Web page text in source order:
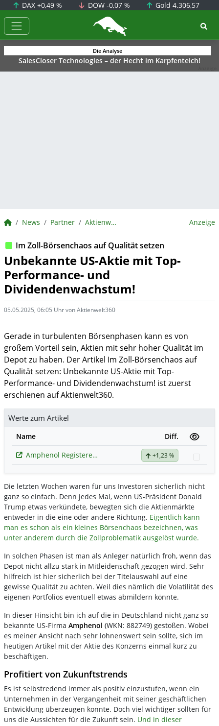
DAX+0,49 % DOW -0,07 % Gold4.306,57
BörsenNEWS.de
Die Analyse
SalesCloser Technologies – der Hecht im Karpfenteich!
BörsenNEWS.de
News Partner Aktienwelt360 Anzeige
Im Zoll-Börsenchaos auf Qualität setzen
Unbekannte US-Aktie mit Top-
Performance- und
Dividendenwachstum!
05.05.2025, 06:05 Uhr von Aktienwelt360
Gerade in turbulenten Börsenphasen kann es von
großem Vorteil sein, Aktien mit sehr hoher Qualität im
Depot zu haben. Der Artikel Im Zoll-Börsenchaos auf
Qualität setzen: Unbekannte US-Aktie mit Top-
Performance- und Dividendenwachstum! ist zuerst
erschienen auf Aktienwelt360.
Werte zum Artikel
Name
Diff.
Amphenol Registered (A)
+1,23 %
Die letzten Wochen waren für uns Investoren sicherlich nicht
ganz so einfach. Denn jedes Mal, wenn US-Präsident Donald
Trump etwas verkündete, bewegten sich die Aktienmärkte
entweder in die eine oder andere Richtung. Eigentlich kann
man es schon als ein kleines Börsenchaos bezeichnen, was
unter anderem durch die Zollproblematik ausgelöst wurde.
In solchen Phasen ist man als Anleger natürlich froh, wenn das
Depot nicht allzu stark in Mitleidenschaft gezogen wird. Sehr
hilfreich ist hier sicherlich bei der Titelauswahl auf eine
gewisse Qualität zu achten. Weil dies nämlich die Volatilität des
eigenen Portfolios eventuell etwas abmildern könnte.
In dieser Hinsicht bin ich auf die in Deutschland nicht ganz so
bekannte US-Firma Amphenol (WKN: 882749) gestoßen. Wobei
es meiner Ansicht nach sehr lohnenswert sein sollte, sich im
heutigen Artikel mit der Aktie des Konzerns einmal kurz zu
beschäftigen.
Profitiert von Zukunftstrends
Es ist selbstredend immer als positiv einzustufen, wenn ein
Unternehmen in der Vergangenheit mit seiner geschäftlichen
Entwicklung überzeugen konnte. Doch viel wichtiger sollten für
uns die Aussichten für die Zukunft sein. Und in dieser